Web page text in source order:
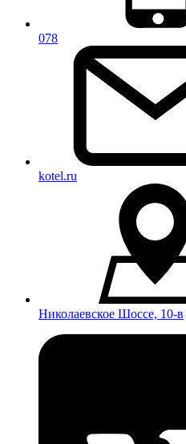
078
kotel.ru
Николаевское Шоссе, 10-в